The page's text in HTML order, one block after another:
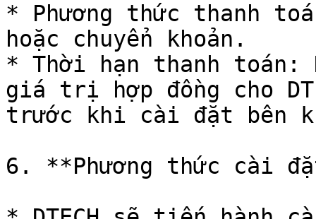
* Phương thức thanh
hoặc chuyển khoản.
* Thời hạn thanh toán:
giá trị hợp đồng cho
trước khi cài đặt bên
6. **Phương thức cài